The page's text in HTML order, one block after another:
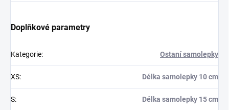
Doplňkové parametry
Kategorie: Ostaní samolepky
XS: Délka samolepky 10 cm
S: Délka samolepky 15 cm